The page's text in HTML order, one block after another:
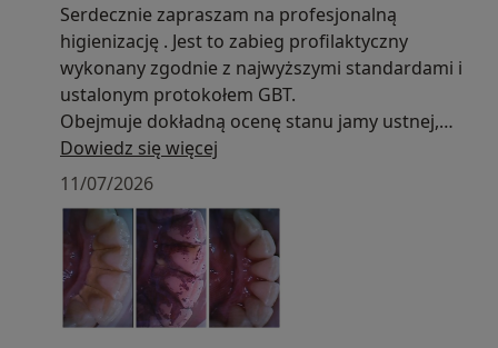
Serdecznie zapraszam na profesjonalną
higienizację . Jest to zabieg profilaktyczny
wykonany zgodnie z najwyższymi standardami i
ustalonym protokołem GBT.
Obejmuje dokładną ocenę stanu jamy ustnej,
wybarwianie płytki nazębnej ,piaskowanie pod i
naddziąsłowe, usunięcie kamienia nazębnego i
instruktaż higieny jamy ustnej oraz dobór
odpowiednich produktów do codziennej
pielęgnacji.
Zabieg zaleca się co 6 miesięcy co wspomaga
zapobiegać próchnicy i chorobom przyzębia oraz
Dowiedz się więcej
11/07/2026